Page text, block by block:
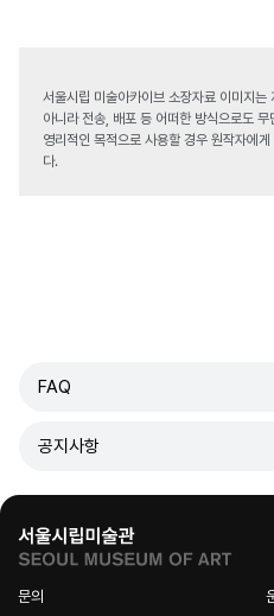
서울시립 미술아카이브 소장자료 이미지
아니라 전송, 배포 등 어떠한 방식으로도 무
영리적인 목적으로 사용할 경우 원작자에
다.
FAQ
공지사항
문의